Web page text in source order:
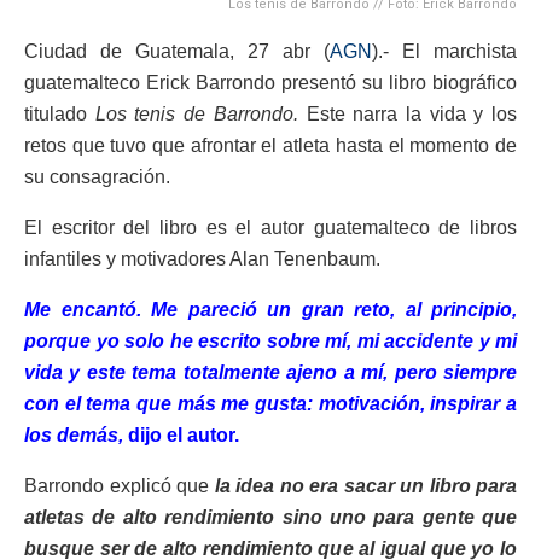
Los tenis de Barrondo // Foto: Erick Barrondo
Ciudad de Guatemala, 27 abr (AGN).- El marchista
guatemalteco Erick Barrondo presentó su libro biográfico
titulado Los tenis de Barrondo. Este narra la vida y los
retos que tuvo que afrontar el atleta hasta el momento de
su consagración.
El escritor del libro es el autor guatemalteco de libros
infantiles y motivadores Alan Tenenbaum.
Me encantó. Me pareció un gran reto, al principio,
porque yo solo he escrito sobre mí, mi accidente y mi
vida y este tema totalmente ajeno a mí, pero siempre
con el tema que más me gusta: motivación, inspirar a
los demás, dijo el autor.
Barrondo explicó que la idea no era sacar un libro para
atletas de alto rendimiento sino uno para gente que
busque ser de alto rendimiento que al igual que yo lo